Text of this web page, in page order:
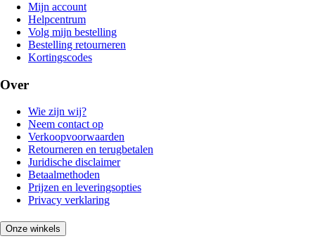
Mijn account
Helpcentrum
Volg mijn bestelling
Bestelling retourneren
Kortingscodes
Over
Wie zijn wij?
Neem contact op
Verkoopvoorwaarden
Retourneren en terugbetalen
Juridische disclaimer
Betaalmethoden
Prijzen en leveringsopties
Privacy verklaring
Onze winkels